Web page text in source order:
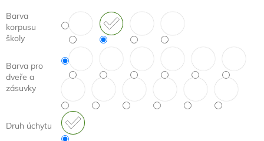
Barva
korpusu
školy
Barva pro
dveře a
zásuvky
Druh úchytu